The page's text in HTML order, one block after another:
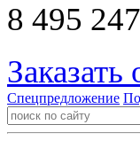
8 495
Спецпредложение